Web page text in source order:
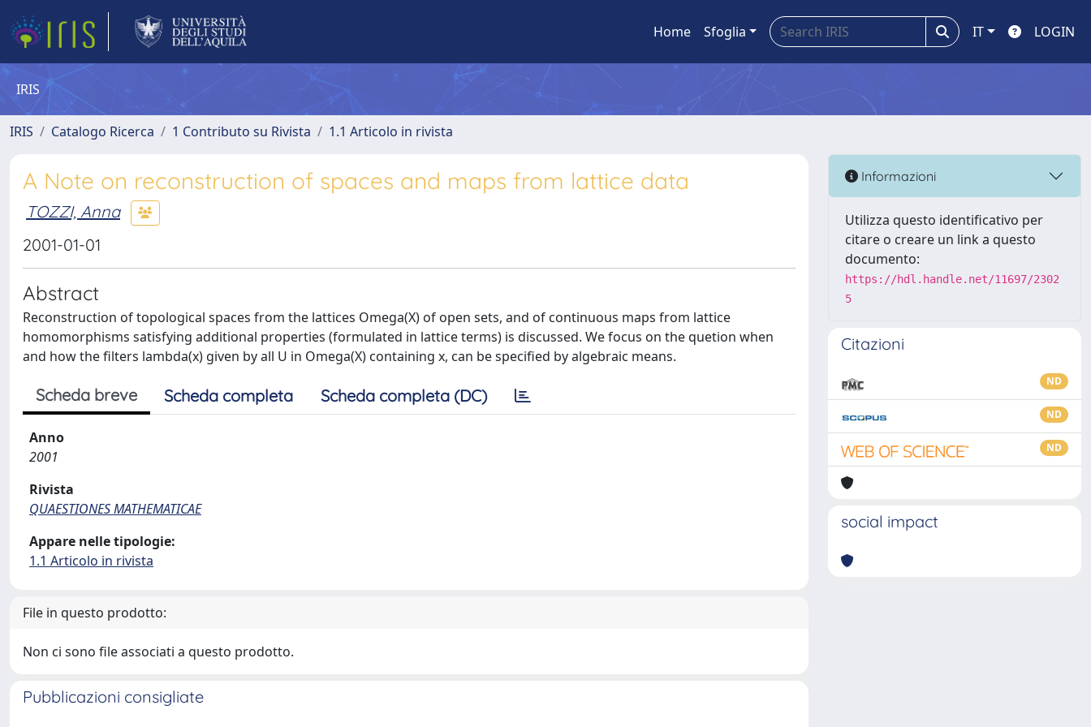
Home Sfoglia IT LOGIN
IRIS
IRIS Catalogo Ricerca 1 Contributo su Rivista 1.1 Articolo in rivista
A Note on reconstruction of spaces and maps from lattice data
TOZZI, Anna
2001-01-01
Abstract
Reconstruction of topological spaces from the lattices Omega(X) of open sets, and of continuous maps from lattice
homomorphisms satisfying additional properties (formulated in lattice terms) is discussed. We focus on the quetion when
and how the filters lambda(x) given by all U in Omega(X) containing x, can be specified by algebraic means.
Scheda breve Scheda completa Scheda completa (DC)
Anno
2001
Rivista
QUAESTIONES MATHEMATICAE
Appare nelle tipologie:
1.1 Articolo in rivista
File in questo prodotto:
Non ci sono file associati a questo prodotto.
Pubblicazioni consigliate
Informazioni
Utilizza questo identificativo per
citare o creare un link a questo
documento:
https://hdl.handle.net/11697/2302
5
Citazioni
ND
ND
ND
social impact